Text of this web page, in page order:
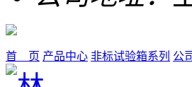
首 页 产品中心 非标试验箱系列 公